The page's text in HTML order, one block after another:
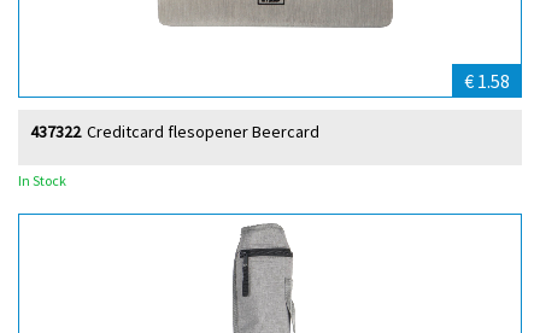
€ 1.58
Creditcard flesopener Beercard
437322
In Stock